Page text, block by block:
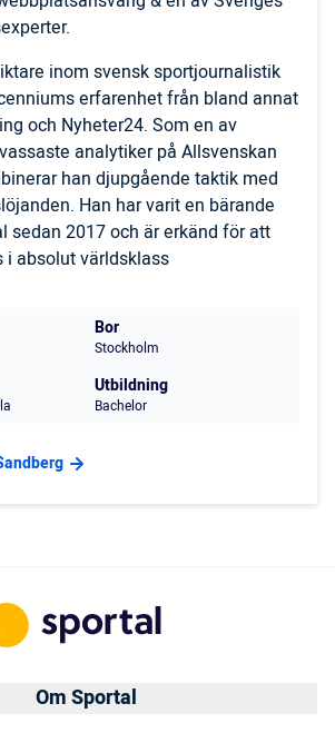
inom svensk sportjournalistik
erfarenhet från bland annat
och Nyheter24. Som en av
analytiker på Allsvenskan
han djupgående taktik med
Han har varit en bärande
sedan 2017 och är erkänd för att
i absolut världsklass
Bor
Stockholm
Utbildning
Bachelor
Om Sportal